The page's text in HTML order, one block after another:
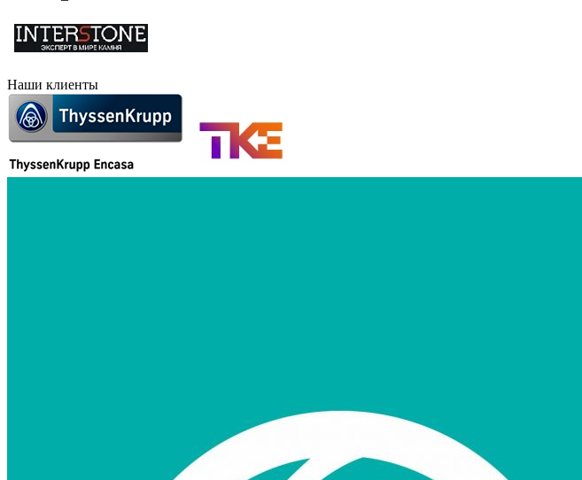
Наши клиенты